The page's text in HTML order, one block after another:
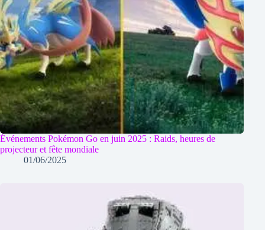
Événements Pokémon Go en juin 2025 : Raids, heures de
projecteur et fête mondiale
01/06/2025